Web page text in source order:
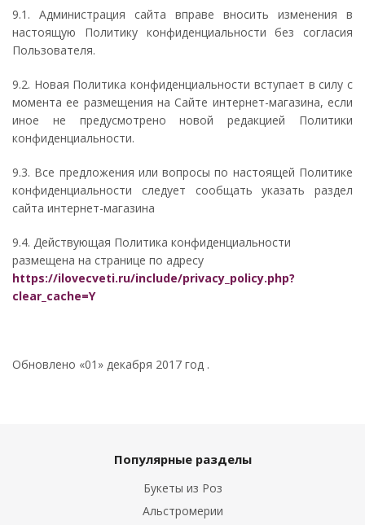
9.1. Администрация сайта вправе вносить изменения в
настоящую Политику конфиденциальности без согласия
Пользователя.
9.2. Новая Политика конфиденциальности вступает в силу с
момента ее размещения на Сайте интернет-магазина, если
иное не предусмотрено новой редакцией Политики
конфиденциальности.
9.3. Все предложения или вопросы по настоящей Политике
конфиденциальности следует сообщать указать раздел
сайта интернет-магазина
9.4. Действующая Политика конфиденциальности
размещена на странице по адресу
https://ilovecveti.ru/include/privacy_policy.php?
clear_cache=Y
Обновлено «01» декабря 2017 год .
Популярные разделы
Букеты из Роз
Альстромерии